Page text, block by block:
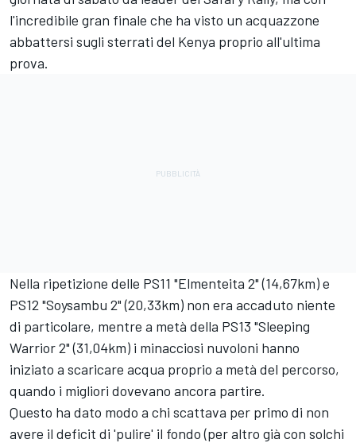
l'incredibile gran finale che ha visto un acquazzone
abbattersi sugli sterrati del Kenya proprio all'ultima
prova.
Nella ripetizione delle PS11 "Elmenteita 2" (14,67km) e
PS12 "Soysambu 2" (20,33km) non era accaduto niente
di particolare, mentre a metà della PS13 "Sleeping
Warrior 2" (31,04km) i minacciosi nuvoloni hanno
iniziato a scaricare acqua proprio a metà del percorso,
quando i migliori dovevano ancora partire.
Questo ha dato modo a chi scattava per primo di non
avere il deficit di 'pulire' il fondo (per altro già con solchi